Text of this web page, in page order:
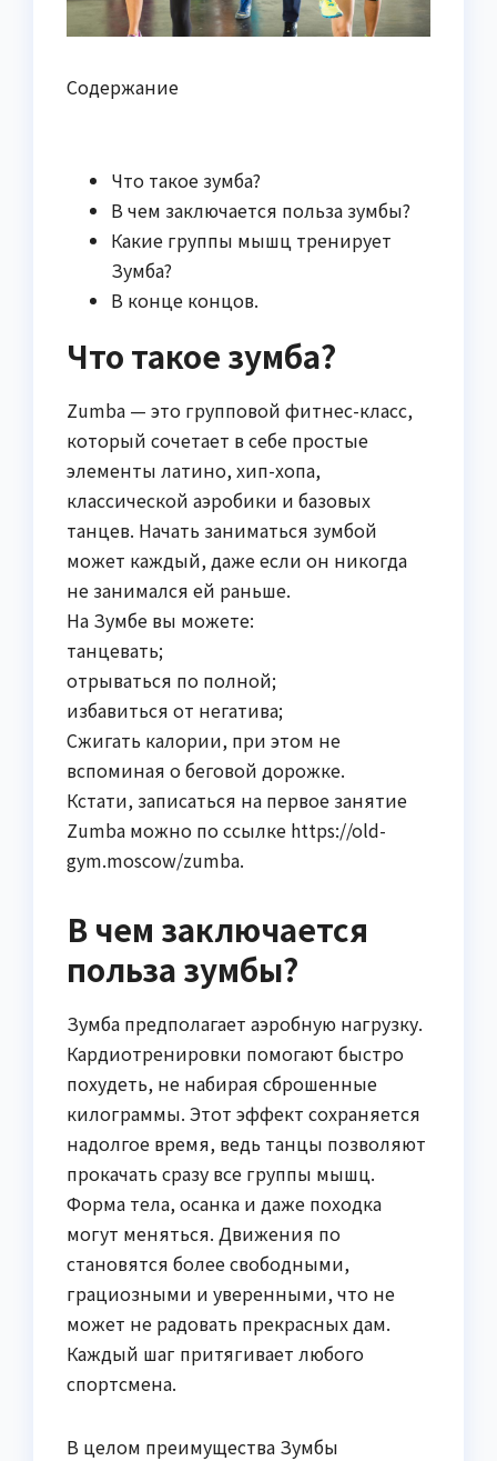
Содержание
Что такое зумба?
В чем заключается польза зумбы?
Какие группы мышц тренирует
Зумба?
В конце концов.
Что такое зумба?
Zumba — это групповой фитнес-класс,
который сочетает в себе простые
элементы латино, хип-хопа,
классической аэробики и базовых
танцев. Начать заниматься зумбой
может каждый, даже если он никогда
не занимался ей раньше.
На Зумбе вы можете:
танцевать;
отрываться по полной;
избавиться от негатива;
Сжигать калории, при этом не
вспоминая о беговой дорожке.
Кстати, записаться на первое занятие
Zumba можно по ссылке https://old-
gym.moscow/zumba.
В чем заключается
польза зумбы?
Зумба предполагает аэробную нагрузку.
Кардиотренировки помогают быстро
похудеть, не набирая сброшенные
килограммы. Этот эффект сохраняется
надолгое время, ведь танцы позволяют
прокачать сразу все группы мышц.
Форма тела, осанка и даже походка
могут меняться. Движения по
становятся более свободными,
грациозными и уверенными, что не
может не радовать прекрасных дам.
Каждый шаг притягивает любого
спортсмена.
В целом преимущества Зумбы